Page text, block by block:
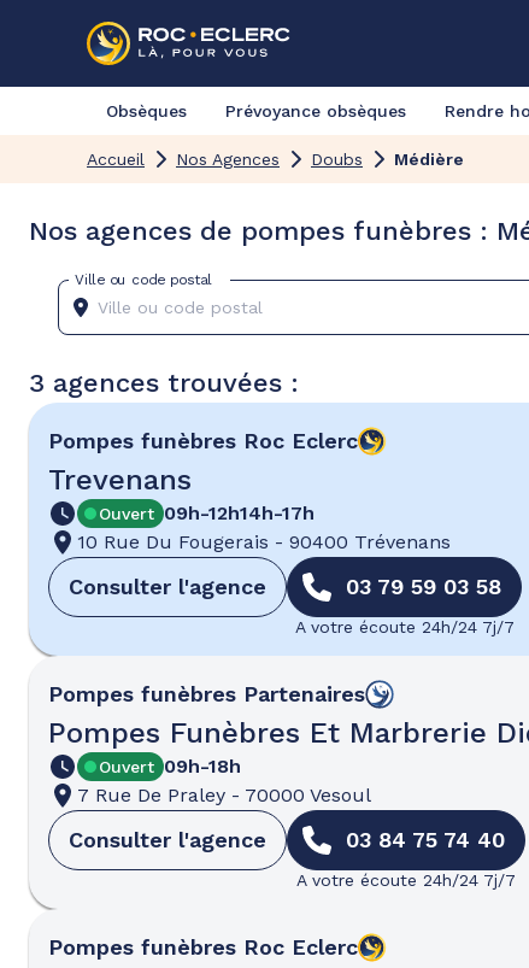
Obsèques Prévoyance obsèques Rendre
Accueil Nos Agences Doubs Médière
Nos agences de pompes funèbres :
Ville ou code postal
3 agences trouvées :
Pompes funèbres Roc Eclerc
Trevenans
Ouvert 09h-12h14h-17h
10 Rue Du Fougerais - 90400 Trévenans
Consulter l'agence 03 79 59 03 58
A votre écoute 24h/24 7j/7
Pompes funèbres Partenaires
Pompes Funèbres Et Marbrerie
Ouvert 09h-18h
7 Rue De Praley - 70000 Vesoul
Consulter l'agence 03 84 75 74 40
A votre écoute 24h/24 7j/7
Pompes funèbres Roc Eclerc